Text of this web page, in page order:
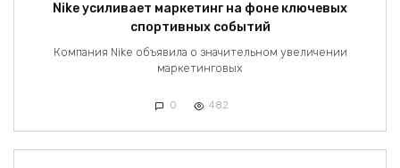
Nike усиливает маркетинг на фоне ключевых
спортивных событий
Компания Nike объявила о значительном увеличении
маркетинговых
0 482